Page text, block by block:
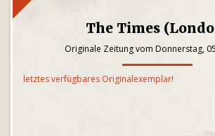
The Times
Originale Zeitung vom Donnerstag,
letztes verfügbares Originalexemplar!